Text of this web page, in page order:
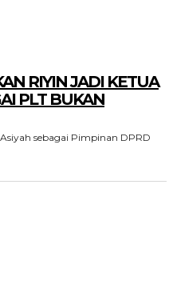
RIYIN JADI KETUA
PLT BUKAN
sebagai Pimpinan DPRD